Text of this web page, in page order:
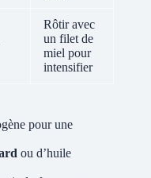
Rôtir avec
un filet de
miel pour
intensifier
pour une
ou d’huile